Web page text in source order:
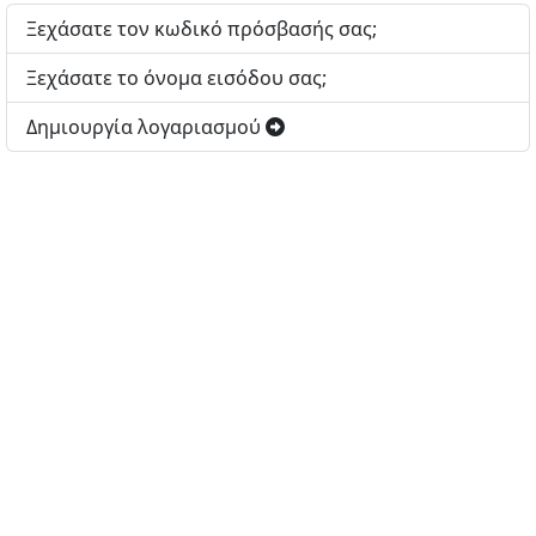
Ξεχάσατε τον κωδικό πρόσβασής σας;
Ξεχάσατε το όνομα εισόδου σας;
Δημιουργία λογαριασμού